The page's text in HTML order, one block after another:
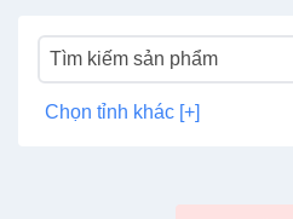
Chọn tỉnh khác [+]